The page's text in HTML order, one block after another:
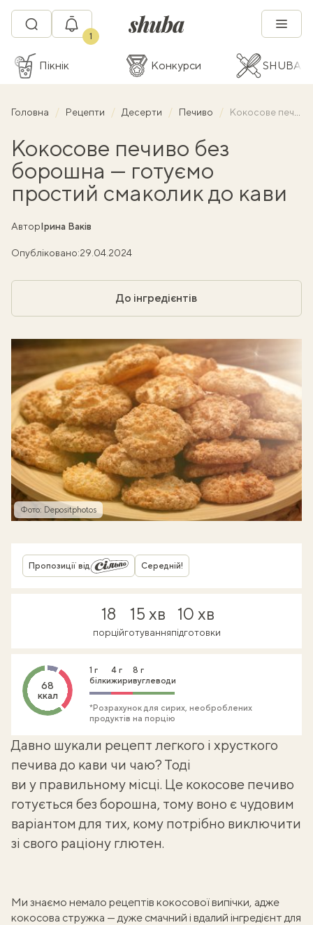
1
Пікнік Конкурси SHUBA
Головна Рецепти Десерти Печиво Кокосове печиво без борошна — готуємо простий смаколик до кави
Кокосове печиво без
борошна — готуємо
простий смаколик до кави
АвторІрина Ваків
Опубліковано:29.04.2024
До інгредієнтів
Фото: Depositphotos
Пропозиції від Середній!
18
порцій
15 хв
готування
10 хв
підготовки
68
ккал
1 г
білки
4 г
жири
8 г
вуглеводи
*Розрахунок для сирих, необроблених
продуктів на порцію
Давно шукали рецепт легкого і хрусткого
печива до кави чи чаю? Тоді
ви у правильному місці. Це кокосове печиво
готується без борошна, тому воно є чудовим
варіантом для тих, кому потрібно виключити
зі свого раціону глютен.
Ми знаємо немало рецептів кокосової випічки, адже
кокосова стружка — дуже смачний і вдалий інгредієнт для